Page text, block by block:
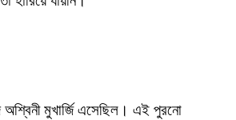
অশ্বিনী মুখার্জি এসেছিল। এই পুরনো